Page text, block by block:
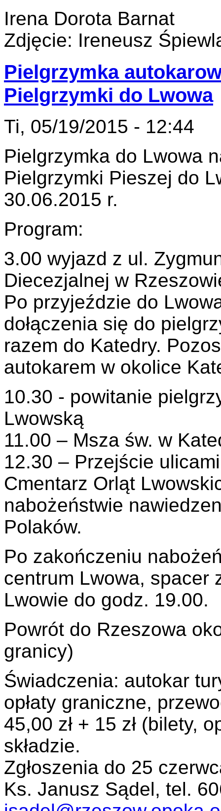
Irena Dorota Barnat
Zdjęcie: Ireneusz
Pielgrzymka
Pielgrzymki do Lwowa
Ti, 05/19/2015 - 12:44
Pielgrzymka do Lwowa
Pielgrzymki Pieszej do
30.06.2015 r.
Program:
3.00 wyjazd z ul.
Diecezjalnej w
Po przyjeździe do
dołączenia się do
razem do Katedry.
autokarem w okolice
10.30 - powitanie
Lwowską
11.00 – Msza św. w
12.30 – Przejście
Cmentarz Orląt
nabożeństwie
Polaków.
Po zakończeniu
centrum Lwowa, spacer
Lwowie do godz. 19.00.
Powrót do Rzeszowa
granicy)
Świadczenia: autokar
opłaty graniczne,
45,00 zł + 15 zł (bilety,
składzie.
Zgłoszenia do 25
Ks. Janusz Sądel, tel.